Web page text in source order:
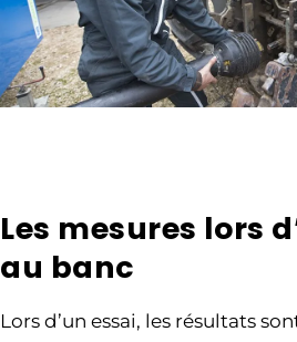
Les mesures lors
au banc
Lors d’un essai, les résultats